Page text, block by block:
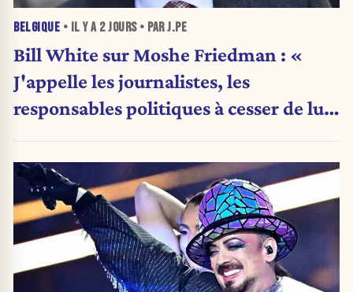
BELGIQUE • IL Y A 2 JOURS• PAR J.PE
Bill White sur Moshe Friedman : «
J'appelle les journalistes, les
responsables politiques à cesser de lui